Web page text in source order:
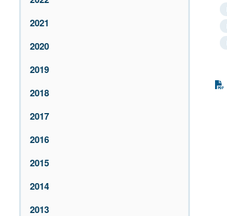
2021
2020
2019
2018
2017
2016
2015
2014
2013